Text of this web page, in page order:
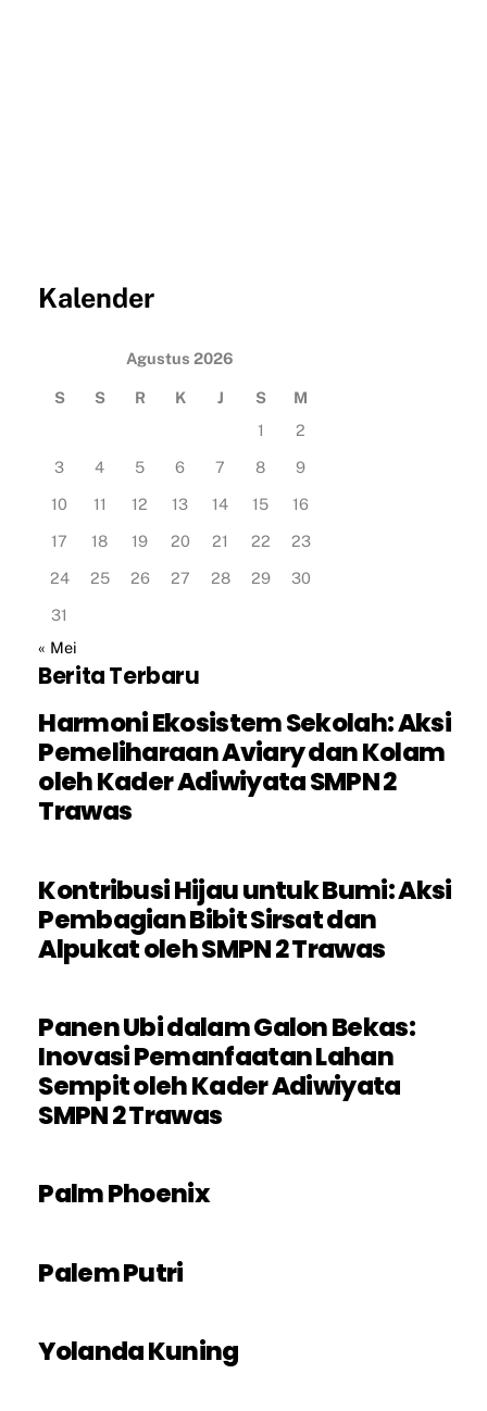
Kalender
Agustus 2026
S S R K J S
M
1
2
3
4 5 6 7 8
9
10
11 12 13 14 15
16
17
18 19 20 21 22
23
24
25 26 27 28 29
30
31
« Mei
Berita Terbaru
Harmoni Ekosistem Sekolah: Aksi
Pemeliharaan Aviary dan Kolam
oleh Kader Adiwiyata SMPN 2
Trawas
Kontribusi Hijau untuk Bumi: Aksi
Pembagian Bibit Sirsat dan
Alpukat oleh SMPN 2 Trawas
Panen Ubi dalam Galon Bekas:
Inovasi Pemanfaatan Lahan
Sempit oleh Kader Adiwiyata
SMPN 2 Trawas
Palm Phoenix
Palem Putri
Yolanda Kuning